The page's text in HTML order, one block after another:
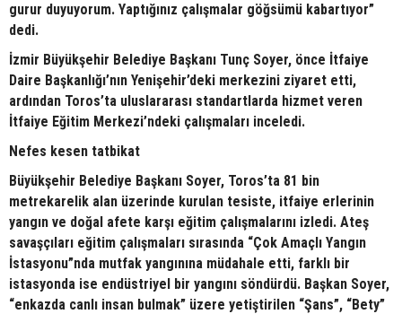
gurur duyuyorum. Yaptığınız çalışmalar göğsümü kabartıyor”
dedi.
İzmir Büyükşehir Belediye Başkanı Tunç Soyer, önce İtfaiye
Daire Başkanlığı’nın Yenişehir’deki merkezini ziyaret etti,
ardından Toros’ta uluslararası standartlarda hizmet veren
İtfaiye Eğitim Merkezi’ndeki çalışmaları inceledi.
Nefes kesen tatbikat
Büyükşehir Belediye Başkanı Soyer, Toros’ta 81 bin
metrekarelik alan üzerinde kurulan tesiste, itfaiye erlerinin
yangın ve doğal afete karşı eğitim çalışmalarını izledi. Ateş
savaşçıları eğitim çalışmaları sırasında “Çok Amaçlı Yangın
İstasyonu”nda mutfak yangınına müdahale etti, farklı bir
istasyonda ise endüstriyel bir yangını söndürdü. Başkan Soyer,
“enkazda canlı insan bulmak” üzere yetiştirilen “Şans”, “Bety”